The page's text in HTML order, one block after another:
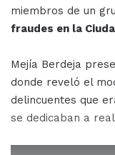
miembros de un
fraudes en la
Mejía Berdeja
donde reveló el
delincuentes que
se dedicaban a